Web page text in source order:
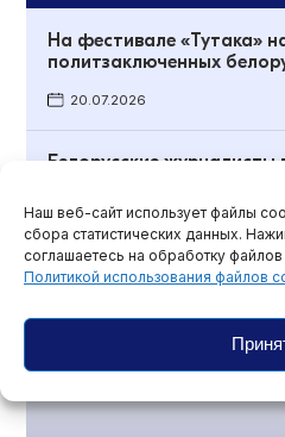
Наш веб-сайт использует файлы
сбора статистических данных.
соглашаетесь на обработку
Политикой использования файлов
На фестивале «Тутака»
политзаключенных
20.07.2026
Белорусские журналисты
коллегами
15.07.2026
Обзоры и